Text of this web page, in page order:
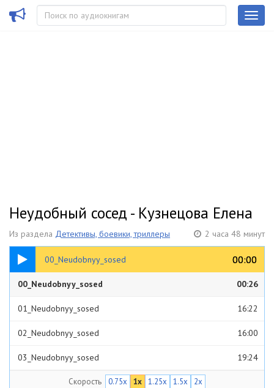
Неудобный сосед - Кузнецова Елена
Из раздела Детективы, боевики, триллеры 2 часа 48 минут
00_Neudobnyy_sosed 00:00
00:00
00:26
00_Neudobnyy_sosed 00:26
01_Neudobnyy_sosed 16:22
02_Neudobnyy_sosed 16:00
03_Neudobnyy_sosed 19:24
04_Neudobnyy_sosed
Скорость 0.75x 1x 1.25x 1.5x 2x